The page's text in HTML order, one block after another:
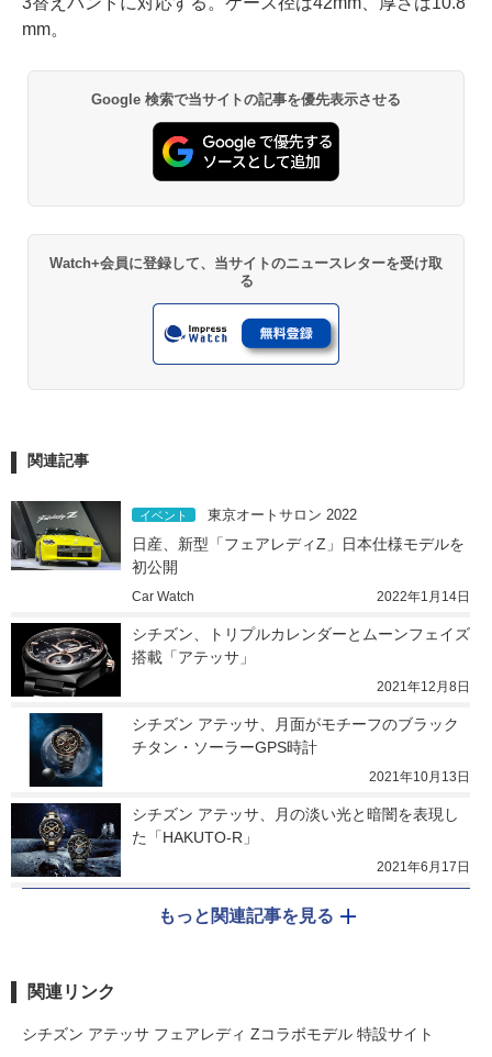
mm。
Google 検索で当サイトの記事を優先表示させる
Watch+会員に登録して、当サイトのニュースレターを受け取
る
関連記事
イベント 東京オートサロン 2022
日産、新型「フェアレディZ」日本仕様モデルを
初公開
Car Watch 2022年1月14日
シチズン、トリプルカレンダーとムーンフェイズ
搭載「アテッサ」
2021年12月8日
シチズン アテッサ、月面がモチーフのブラック
チタン・ソーラーGPS時計
2021年10月13日
シチズン アテッサ、月の淡い光と暗闇を表現し
た「HAKUTO-R」
2021年6月17日
もっと関連記事を見る
関連リンク
シチズン アテッサ フェアレディ Zコラボモデル 特設サイト